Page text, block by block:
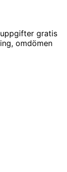
gratis
omdömen